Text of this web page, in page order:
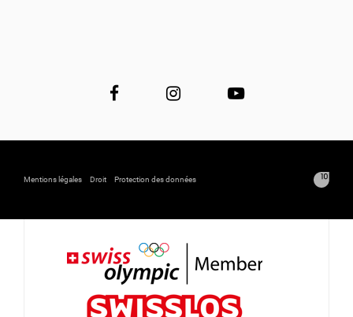
Mentions légales Droit Protection des données